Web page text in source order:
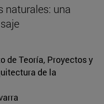
naturales: una
de Teoría, Proyectos y
de la